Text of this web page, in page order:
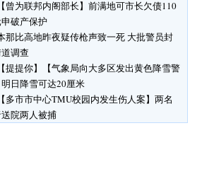
【曾为联邦内阁部长】前满地可市长欠债110
破产保护
那比高地昨夜疑传枪声致一死 大批警员封
调查
【提提你】【气象局向大多区发出黄色降雪警
日降雪可达20厘米
【多市市中心TMU校园内发生伤人案】两名
院两人被捕